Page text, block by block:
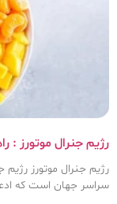
رژیم جنرال موتورز :
رژیم جنرال موتورز رژیم
سراسر جهان است که